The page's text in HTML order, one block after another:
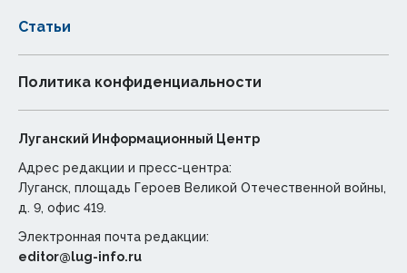
Статьи
Политика конфиденциальности
Луганский Информационный Центр
Адрес редакции и пресс-центра:
Луганск, площадь Героев Великой Отечественной войны,
д. 9, офис 419.
Электронная почта редакции:
editor@lug-info.ru